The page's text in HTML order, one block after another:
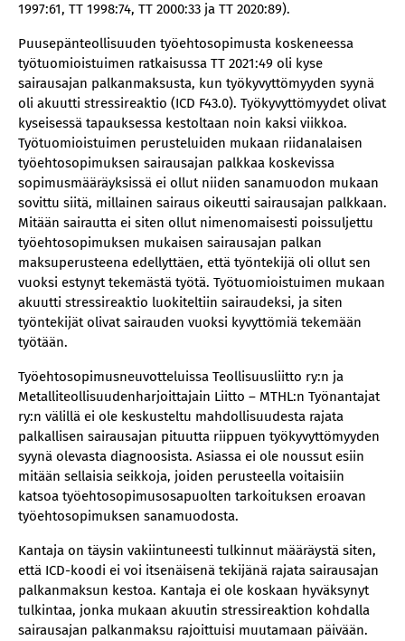
1997:61, TT 1998:74, TT 2000:33 ja TT 2020:89).
Puusepänteollisuuden työehtosopimusta koskeneessa
työtuomioistuimen ratkaisussa TT 2021:49 oli kyse
sairausajan palkanmaksusta, kun työkyvyttömyyden syynä
oli akuutti stressireaktio (ICD F43.0). Työkyvyttömyydet olivat
kyseisessä tapauksessa kestoltaan noin kaksi viikkoa.
Työtuomioistuimen perusteluiden mukaan riidanalaisen
työehtosopimuksen sairausajan palkkaa koskevissa
sopimusmääräyksissä ei ollut niiden sanamuodon mukaan
sovittu siitä, millainen sairaus oikeutti sairausajan palkkaan.
Mitään sairautta ei siten ollut nimenomaisesti poissuljettu
työehtosopimuksen mukaisen sairausajan palkan
maksuperusteena edellyttäen, että työntekijä oli ollut sen
vuoksi estynyt tekemästä työtä. Työtuomioistuimen mukaan
akuutti stressireaktio luokiteltiin sairaudeksi, ja siten
työntekijät olivat sairauden vuoksi kyvyttömiä tekemään
työtään.
Työehtosopimusneuvotteluissa Teollisuusliitto ry:n ja
Metalliteollisuudenharjoittajain Liitto – MTHL:n Työnantajat
ry:n välillä ei ole keskusteltu mahdollisuudesta rajata
palkallisen sairausajan pituutta riippuen työkyvyttömyyden
syynä olevasta diagnoosista. Asiassa ei ole noussut esiin
mitään sellaisia seikkoja, joiden perusteella voitaisiin
katsoa työehtosopimusosapuolten tarkoituksen eroavan
työehtosopimuksen sanamuodosta.
Kantaja on täysin vakiintuneesti tulkinnut määräystä siten,
että ICD-koodi ei voi itsenäisenä tekijänä rajata sairausajan
palkanmaksun kestoa. Kantaja ei ole koskaan hyväksynyt
tulkintaa, jonka mukaan akuutin stressireaktion kohdalla
sairausajan palkanmaksu rajoittuisi muutamaan päivään.